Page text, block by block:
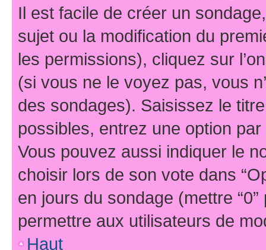
Il est facile de créer un
sujet ou la modification du
les permissions), cliquez sur
(si vous ne le voyez pas, vous
des sondages). Saisissez le
possibles, entrez une option
Vous pouvez aussi indiquer le
choisir lors de son vote dans
en jours du sondage (mettre
permettre aux utilisateurs de
Haut